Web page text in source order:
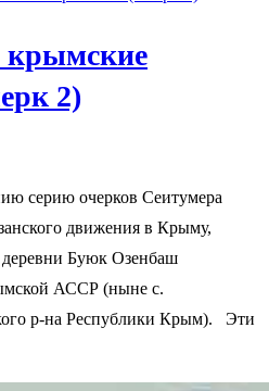
крымские
2)
серию очерков Сеитумера
движения в Крыму,
деревни Буюк Озенбаш
АССР (ныне с.
р-на Республики Крым). Эти